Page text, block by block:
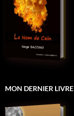
MON DERNIER LIVRE